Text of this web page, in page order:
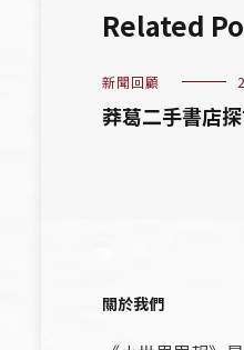
Related
新聞回顧
莽葛二手書店
關於我們